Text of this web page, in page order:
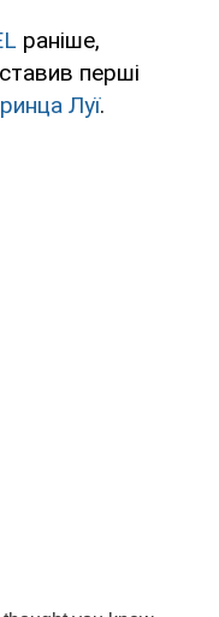
раніше,
перші
Луї.